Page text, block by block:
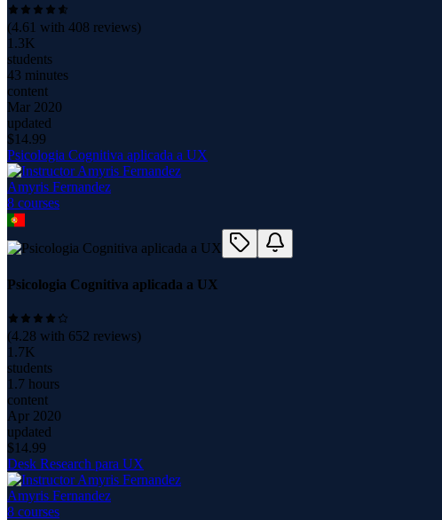
(4.61 with 408 reviews)
1.3K
students
43 minutes
content
Mar 2020
updated
$14.99
Psicologia Cognitiva aplicada a UX
Amyris Fernandez
8 courses
Psicologia Cognitiva aplicada a UX
(4.28 with 652 reviews)
1.7K
students
1.7 hours
content
Apr 2020
updated
$14.99
Desk Research para UX
Amyris Fernandez
8 courses